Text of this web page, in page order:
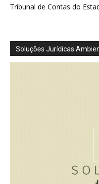
Tribunal de Contas do
Soluções Jurídicas